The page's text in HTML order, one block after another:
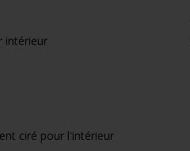
intérieur
ciré pour l'intérieur